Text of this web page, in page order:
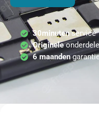
30minutenservice
Originele
6 maanden